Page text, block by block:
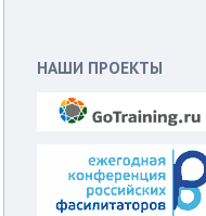
НАШИ ПРОЕКТЫ